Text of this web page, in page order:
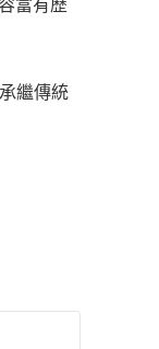
富有歷
繼傳統